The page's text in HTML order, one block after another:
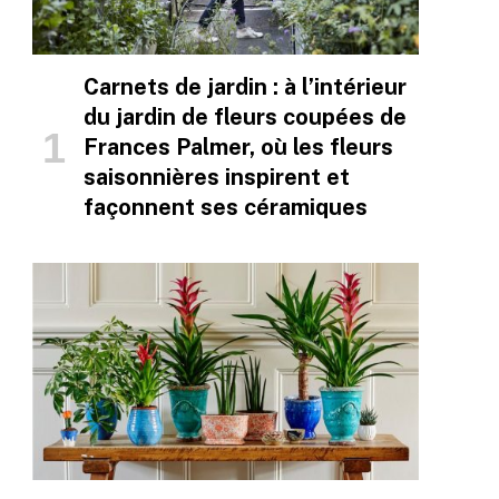
Carnets de jardin : à l’intérieur
du jardin de fleurs coupées de
Frances Palmer, où les fleurs
saisonnières inspirent et
façonnent ses céramiques